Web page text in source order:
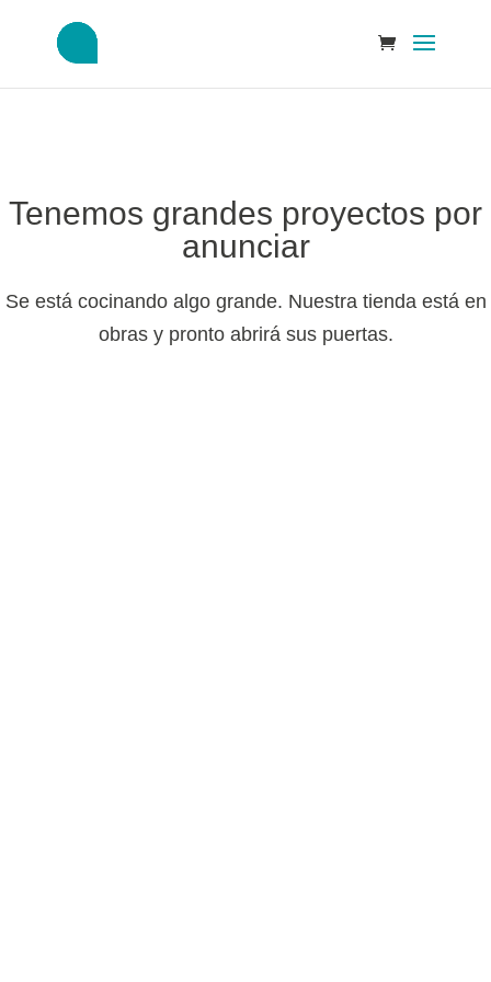
Tenemos grandes proyectos por
anunciar
Se está cocinando algo grande. Nuestra tienda está en
obras y pronto abrirá sus puertas.